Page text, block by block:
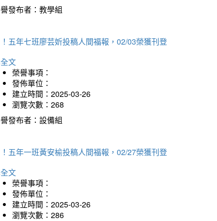
發布者：教學組
五年七班廖芸妡投稿人間福報，02/03榮獲刊登
文
榮譽事項：
發佈單位：
建立時間：2025-03-26
瀏覽次數：268
發布者：設備組
五年一班黃安榆投稿人間福報，02/27榮獲刊登
文
榮譽事項：
發佈單位：
建立時間：2025-03-26
瀏覽次數：286